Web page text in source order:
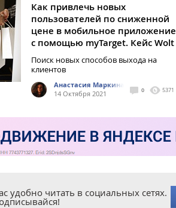
Как привлечь новых
пользователей по сниженной
цене в мобильное приложение
с помощью myTarget. Кейс Wolt
Поиск новых способов выхода на
клиентов
Анастасия Маркина
14 Октября 2021
0 5371
удобно читать в социальных сетях.